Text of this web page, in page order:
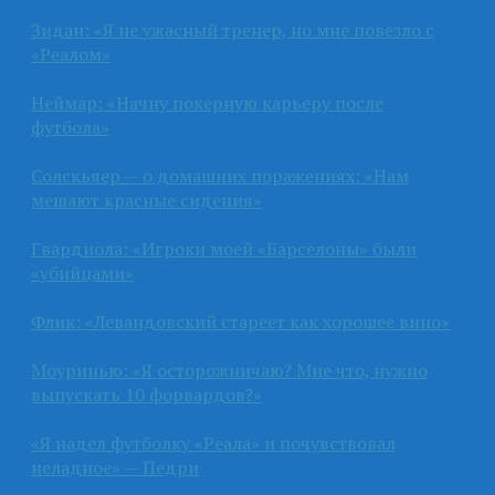
Зидан: «Я не ужасный тренер, но мне повезло с
«Реалом»
Неймар: «Начну покерную карьеру после
футбола»
Солскьяер — о домашних поражениях: «Нам
мешают красные сидения»
Гвардиола: «Игроки моей «Барселоны» были
«убийцами»
Флик: «Левандовский стареет как хорошее вино»
Моуринью: «Я осторожничаю? Мне что, нужно
выпускать 10 форвардов?»
«Я надел футболку «Реала» и почувствовал
неладное» — Педри